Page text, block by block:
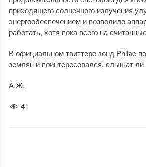
приходящего солнечного излучения
энергообеспечением и позволило
работать, хотя пока всего на
В официальном твиттере зонд Philae
землян и поинтересовался, слышат ли
А.Ж.
41